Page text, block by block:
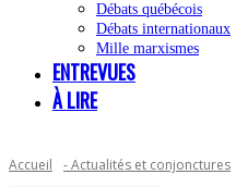
Débats québécois
Débats internationaux
Mille marxismes
ENTREVUES
À LIRE
Accueil - Actualités et conjonctures